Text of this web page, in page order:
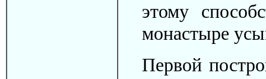
этому
монастыре
Первой